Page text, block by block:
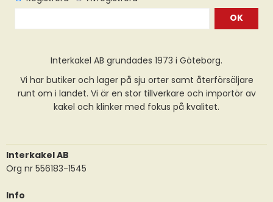
OK
Interkakel AB grundades 1973 i Göteborg.
Vi har butiker och lager på sju orter samt återförsäljare
runt om i landet. Vi är en stor tillverkare och importör av
kakel och klinker med fokus på kvalitet.
Interkakel AB
Org nr 556183-1545
Info